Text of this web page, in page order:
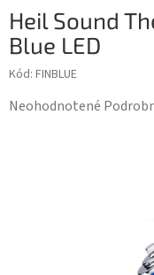
Heil Sound
Blue LED
Kód: FINBLUE
Priemerné
Neohodnotené